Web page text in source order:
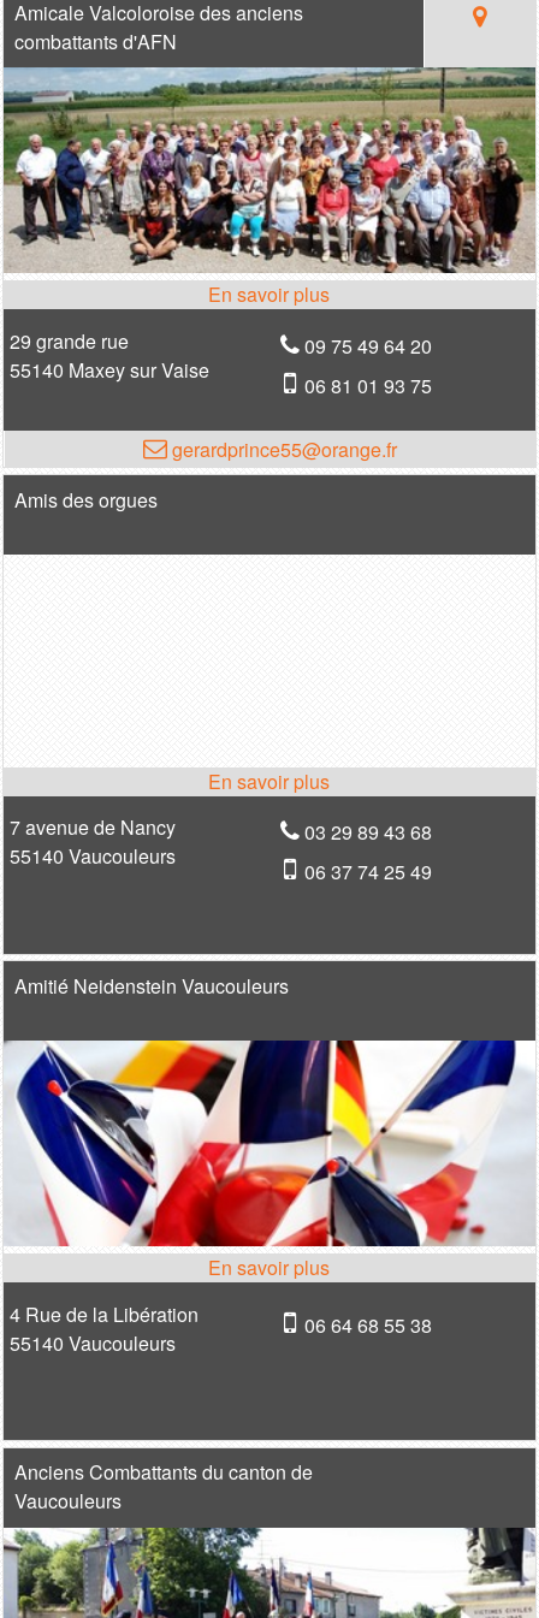
Amicale Valcoloroise des anciens
combattants d'AFN
29 grande rue
55140 Maxey sur Vaise
09 75 49 64 20
06 81 01 93 75
gerardprince55@orange.fr
Amis des orgues
7 avenue de Nancy
55140 Vaucouleurs
03 29 89 43 68
06 37 74 25 49
Amitié Neidenstein Vaucouleurs
4 Rue de la Libération
55140 Vaucouleurs
06 64 68 55 38
Anciens Combattants du canton de
Vaucouleurs